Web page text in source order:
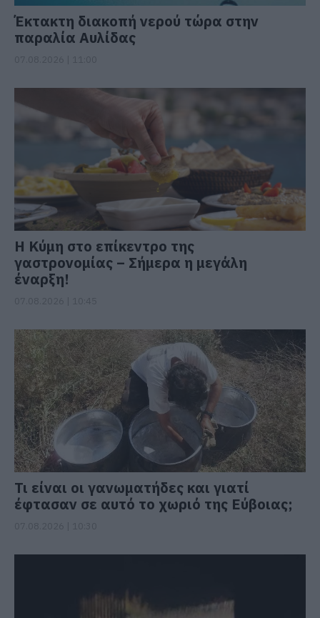
Έκτακτη διακοπή νερού τώρα στην
παραλία Αυλίδας
Η Κύμη στο επίκεντρο της
γαστρονομίας – Σήμερα η μεγάλη
έναρξη!
Τι είναι οι γανωματήδες και γιατί
έφτασαν σε αυτό το χωριό της Εύβοιας;